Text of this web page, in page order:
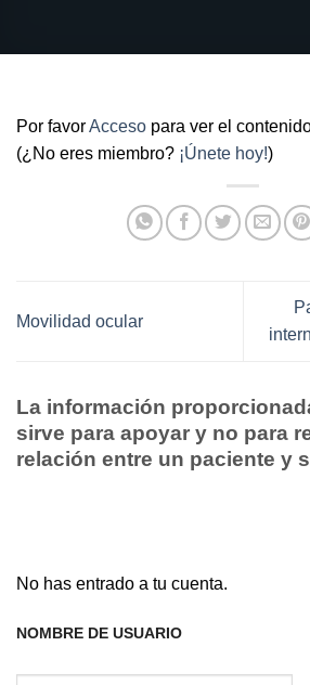
Por favorAcceso para ver el
(¿No eres miembro? ¡Únete hoy!)
Movilidad ocular
La información
sirve para apoyar y no para
relación entre un paciente y
No has entrado a tu cuenta.
NOMBRE DE USUARIO